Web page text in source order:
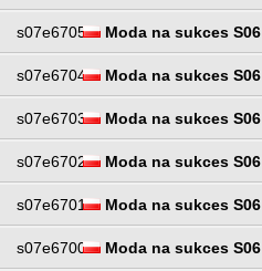
s07e6705 Moda na sukces S06
s07e6704 Moda na sukces S06
s07e6703 Moda na sukces S06
s07e6702 Moda na sukces S06
s07e6701 Moda na sukces S06
s07e6700 Moda na sukces S06